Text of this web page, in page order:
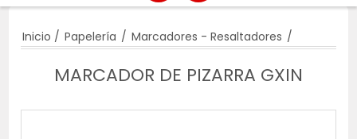
Inicio / Papelería / Marcadores - Resaltadores /
MARCADOR DE PIZARRA GXIN